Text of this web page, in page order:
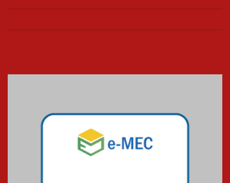
Mackenzie mobiliza campanha
solidária para apoiar famílias em
Minas Gerais